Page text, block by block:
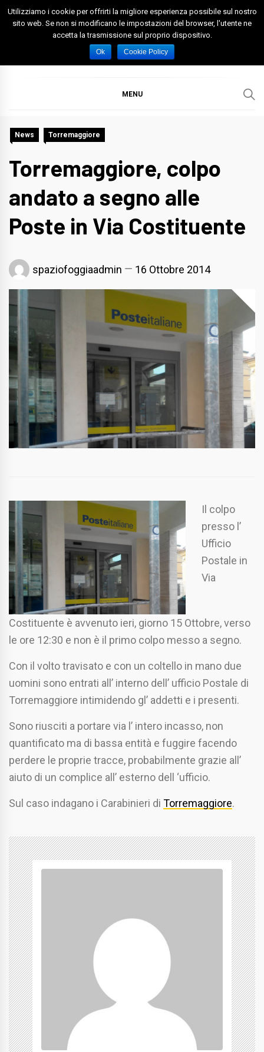
Skip
Spazio Foggia
Foggia News Calcio Eventi e Attività nella Capitanata
MENU
News Torremaggiore
Torremaggiore, colpo
andato a segno alle
Poste in Via Costituente
spaziofoggiaadmin 16 Ottobre 2014
Il colpo
presso l’
Ufficio
Postale in
Via
Costituente è avvenuto ieri, giorno 15 Ottobre, verso
le ore 12:30 e non è il primo colpo messo a segno.
Con il volto travisato e con un coltello in mano due
uomini sono entrati all’ interno dell’ ufficio Postale di
Torremaggiore intimidendo gl’ addetti e i presenti.
Sono riusciti a portare via l’ intero incasso, non
quantificato ma di bassa entità e fuggire facendo
perdere le proprie tracce, probabilmente grazie all’
aiuto di un complice all’ esterno dell ‘ufficio.
Sul caso indagano i Carabinieri di Torremaggiore.
Utilizziamo i cookie per offrirti la migliore esperienza possibile sul nostro
sito web. Se non si modificano le impostazioni del browser, l'utente ne
accetta la trasmissione sul proprio dispositivo.
Ok Cookie Policy